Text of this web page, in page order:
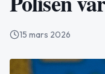
15 mars 2026